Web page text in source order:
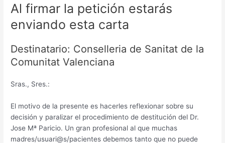
Al firmar la petición estarás
enviando esta carta
Destinatario: Conselleria de Sanitat de la
Comunitat Valenciana
Sras., Sres.:
El motivo de la presente es hacerles reflexionar sobre su
decisión y paralizar el procedimiento de destitución del Dr.
Jose Mª Paricio. Un gran profesional al que muchas
madres/usuari@s/pacientes debemos tanto que no puede